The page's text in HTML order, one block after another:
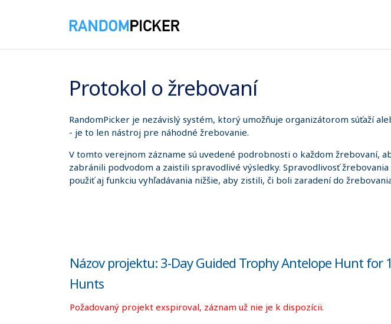
Protokol o žrebovaní
RandomPicker je nezávislý systém, ktorý umožňuje organizátorom súťaží
- je to len nástroj pre náhodné žrebovanie.
V tomto verejnom zázname sú uvedené podrobnosti o každom žrebovaní,
zabránili podvodom a zaistili spravodlivé výsledky. Spravodlivosť
použiť aj funkciu vyhľadávania nižšie, aby zistili, či boli zaradení do
Názov projektu: 3-Day Guided Trophy Antelope Hunt
Hunts
Požadovaný projekt exspiroval, záznam už nie je k dispozícii.